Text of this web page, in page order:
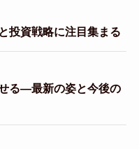
投資戦略に注目集まる
る—最新の姿と今後の